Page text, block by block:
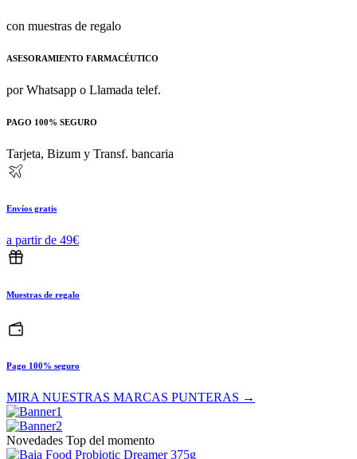
con muestras de regalo
ASESORAMIENTO FARMACÉUTICO
por Whatsapp o Llamada telef.
PAGO 100% SEGURO
Tarjeta, Bizum y Transf. bancaria
Envíos gratis
a partir de 49€
Muestras de regalo
Pago 100% seguro
MIRA NUESTRAS MARCAS PUNTERAS →
Novedades Top del momento